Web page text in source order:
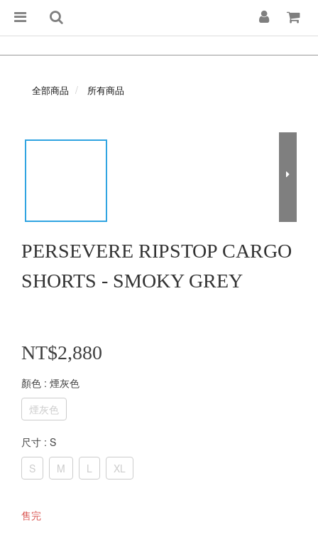
全部商品 所有商品
PERSEVERE RIPSTOP CARGO
SHORTS - SMOKY GREY
NT$2,880
顏色 : 煙灰色
煙灰色
尺寸 : S
S
M L XL
售完